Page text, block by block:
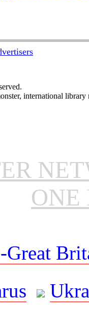
international library
ONE
Great